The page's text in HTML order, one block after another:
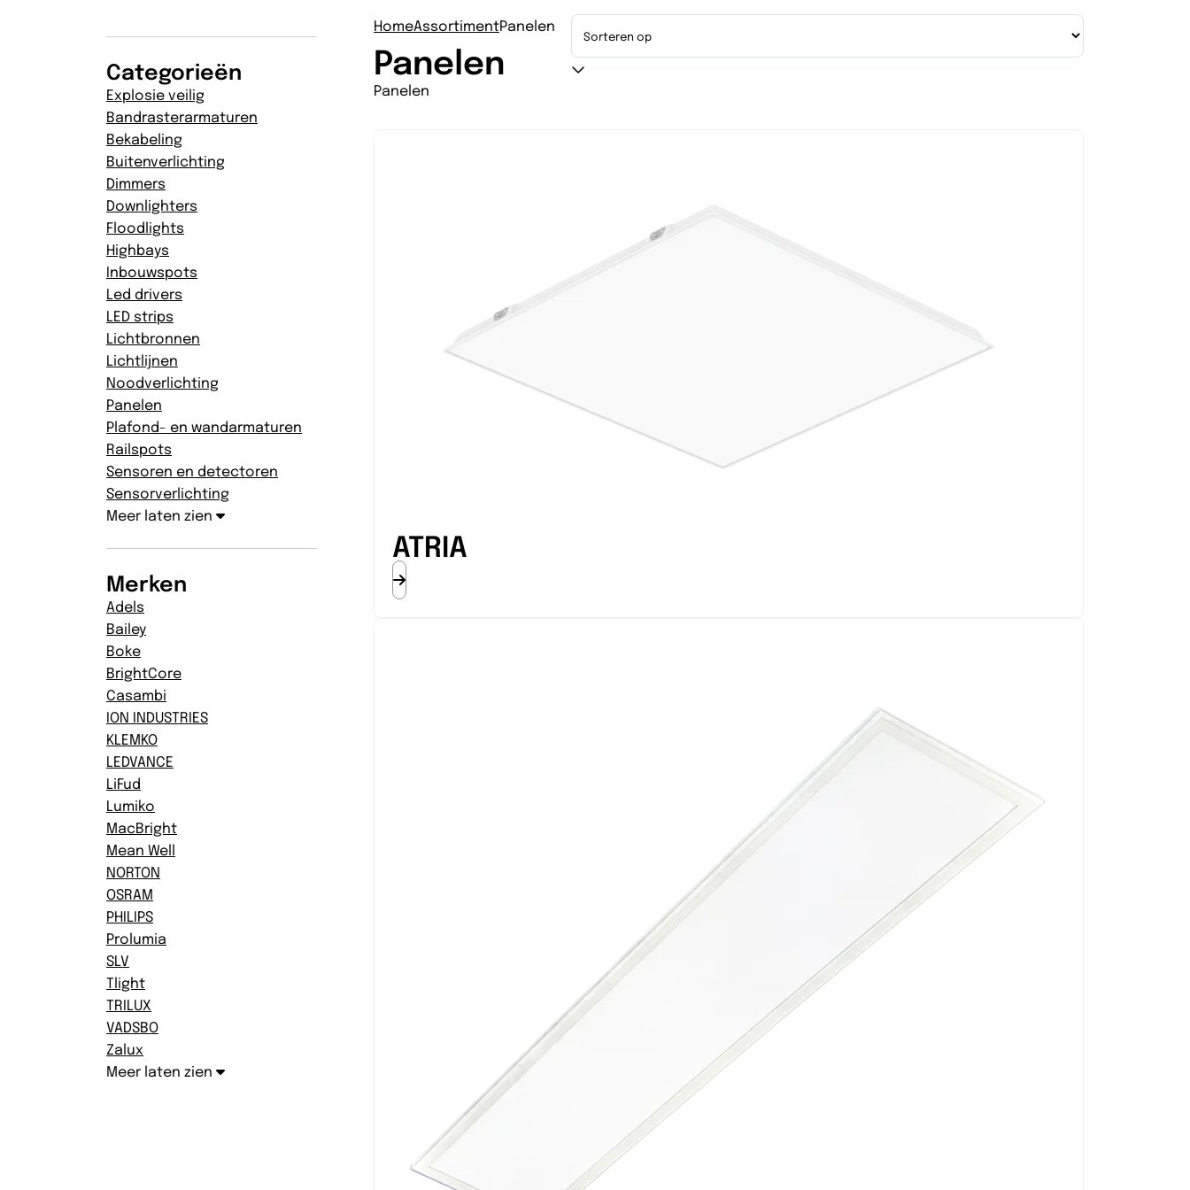
Categorieën
Explosie veilig
Bandrasterarmaturen
Bekabeling
Buitenverlichting
Dimmers
Downlighters
Floodlights
Highbays
Inbouwspots
Led drivers
LED strips
Lichtbronnen
Lichtlijnen
Noodverlichting
Panelen
Plafond- en wandarmaturen
Railspots
Sensoren en detectoren
Sensorverlichting
Meer laten zien
Merken
Adels
Bailey
Boke
BrightCore
Casambi
ION INDUSTRIES
KLEMKO
LEDVANCE
LiFud
Lumiko
MacBright
Mean Well
NORTON
OSRAM
PHILIPS
Prolumia
SLV
Tlight
TRILUX
VADSBO
Zalux
Meer laten zien
HomeAssortimentPanelen
Panelen
Panelen
ATRIA